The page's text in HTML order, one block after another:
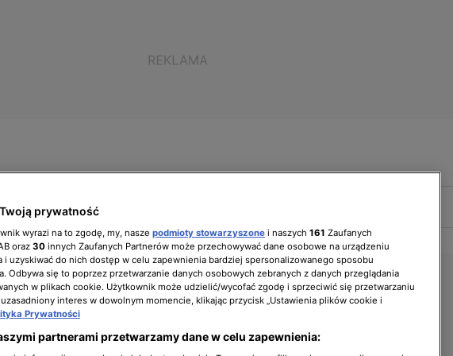
zarządzającyBiuro prasowe
i najprościej
prywatność
wyrazi na to zgodę, my, nasze podmioty stowarzyszone i naszych 161 Zaufanych
oraz 30 innych Zaufanych Partnerów może przechowywać dane osobowe na urządzeniu
i uzyskiwać do nich dostęp w celu zapewnienia bardziej spersonalizowanego sposobu
Odbywa się to poprzez przetwarzanie danych osobowych zebranych z danych przeglądania
w plikach cookie. Użytkownik może udzielić/wycofać zgodę i sprzeciwić się przetwarzaniu
interes w dowolnym momencie, klikając przycisk „Ustawienia plików cookie i
Prywatności
partnerami przetwarzamy dane w celu zapewnienia: